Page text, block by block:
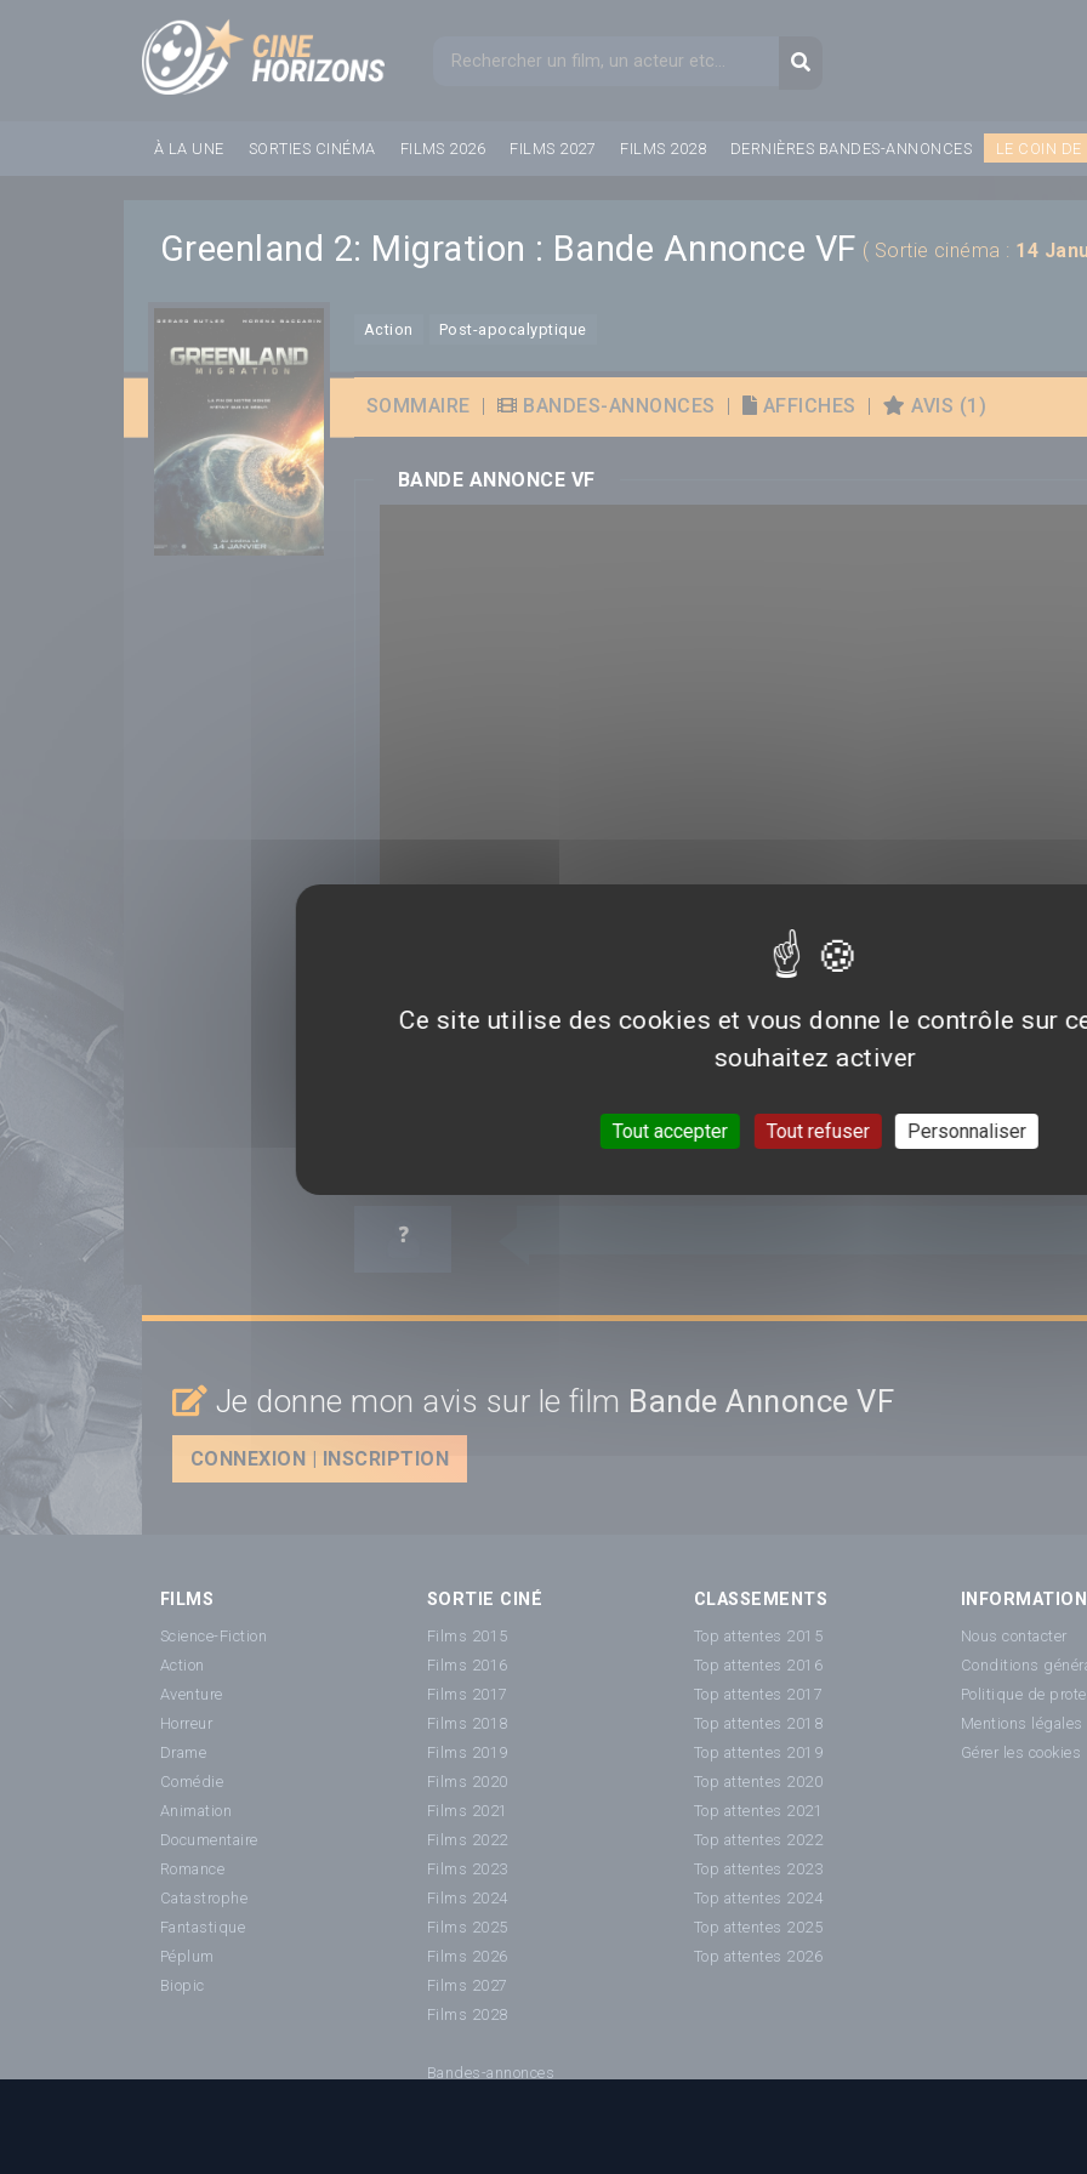
Formulaire de rechercheRecherche
À LA UNE SORTIES CINÉMA FILMS 2026 FILMS 2027 FILMS 2028 DERNIÈRES BANDES-ANNONCES LE COIN DE
Greenland 2: Migration : Bande Annonce VF ( Sortie cinéma : 14
Action Post-apocalyptique
SOMMAIRE BANDES-ANNONCES AFFICHES AVIS (1)
BANDE ANNONCE VF
VOIR LES RÉACTIONS (0) SUR CETTE VIDÉO DEGREENLAND 2: MIGRATION
Je donne mon avis sur le film Bande Annonce VF
CONNEXION | INSCRIPTION
FILMS
Science-Fiction
Action
Aventure
Horreur
Drame
Comédie
Animation
Documentaire
Romance
Catastrophe
Fantastique
Péplum
Biopic
SORTIE CINÉ
Films 2015
Films 2016
Films 2017
Films 2018
Films 2019
Films 2020
Films 2021
Films 2022
Films 2023
Films 2024
Films 2025
Films 2026
Films 2027
Films 2028
Bandes-annonces
CLASSEMENTS
Top attentes 2015
Top attentes 2016
Top attentes 2017
Top attentes 2018
Top attentes 2019
Top attentes 2020
Top attentes 2021
Top attentes 2022
Top attentes 2023
Top attentes 2024
Top attentes 2025
Top attentes 2026
Nous contacter
Conditions
Politique de
Mentions légales
Gérer les cookies
Panneau de gestion des cookies
Ce site utilise des cookies et vous donne le contrôle sur
souhaitez activer
Tout accepter Tout refuser Personnaliser